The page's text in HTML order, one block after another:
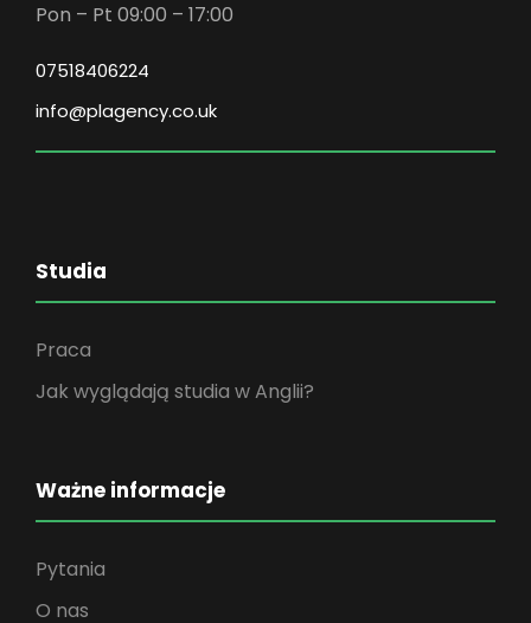
Pon – Pt 09:00 – 17:00
07518406224
info@plagency.co.uk
Studia
Praca
Jak wyglądają studia w Anglii?
Ważne informacje
Pytania
O nas